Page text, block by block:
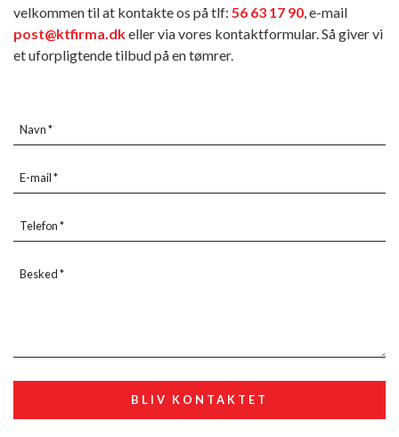
velkommen til at kontakte os på tlf: 56 63 17 90, e-mail
post@ktfirma.dkeller via vores kontaktformular. Så giver vi
et uforpligtende tilbud på en tømrer.